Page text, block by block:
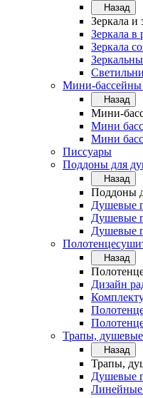
Назад
Зеркала
Зеркала в
Зеркала
Мини-бассейны
Назад
Мини-
Мини
Мини
Писсуары
Поддоны для
Назад
Поддоны
Душевые
Душевые
Душевые
Назад
Дизайн
Трапы,
Назад
Трапы,
Душевые